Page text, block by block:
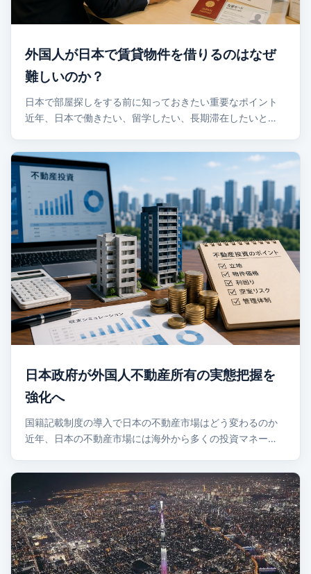
外国人が日本で賃貸物件を借りるのはなぜ
難しいのか？
日本で部屋探しをする前に知っておきたい重要なポイント
近年、日本で働きたい、留学したい、長期滞在したいと…
日本政府が外国人不動産所有の実態把握を
強化へ
国籍記載制度の導入で日本の不動産市場はどう変わるのか
近年、日本の不動産市場には海外から多くの投資マネー…